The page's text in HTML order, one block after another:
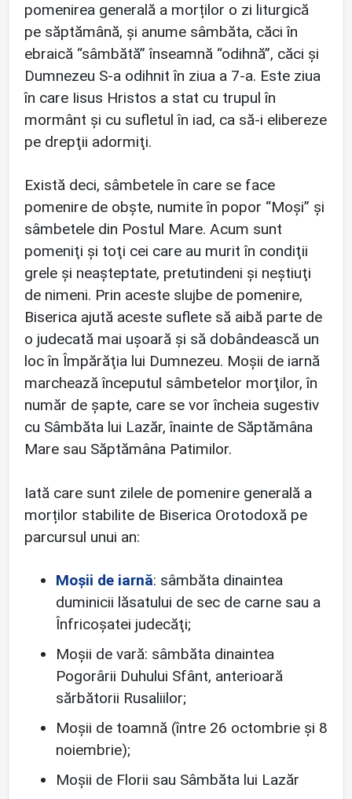
pomenirea generală a morților o zi liturgică
pe săptămână, și anume sâmbăta, căci în
ebraică “sâmbătă” înseamnă “odihnă”, căci şi
Dumnezeu S-a odihnit în ziua a 7-a. Este ziua
în care Iisus Hristos a stat cu trupul în
mormânt şi cu sufletul în iad, ca să-i elibereze
pe drepţii adormiţi.
Există deci, sâmbetele în care se face
pomenire de obşte, numite în popor “Moşi” şi
sâmbetele din Postul Mare. Acum sunt
pomeniţi şi toţi cei care au murit în condiţii
grele şi neaşteptate, pretutindeni şi neştiuţi
de nimeni. Prin aceste slujbe de pomenire,
Biserica ajută aceste suflete să aibă parte de
o judecată mai uşoară şi să dobândească un
loc în Împărăţia lui Dumnezeu. Moşii de iarnă
marchează începutul sâmbetelor morţilor, în
număr de şapte, care se vor încheia sugestiv
cu Sâmbăta lui Lazăr, înainte de Săptămâna
Mare sau Săptămâna Patimilor.
Iată care sunt zilele de pomenire generală a
morților stabilite de Biserica Orotodoxă pe
parcursul unui an:
Moșii de iarnă: sâmbăta dinaintea
duminicii lăsatului de sec de carne sau a
Înfricoşatei judecăţi;
Moşii de vară: sâmbăta dinaintea
Pogorârii Duhului Sfânt, anterioară
sărbătorii Rusaliilor;
Moşii de toamnă (între 26 octombrie şi 8
noiembrie);
Moșii de Florii sau Sâmbăta lui Lazăr